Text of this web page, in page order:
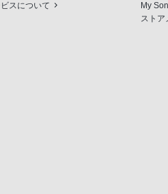
スについて
My
ストア